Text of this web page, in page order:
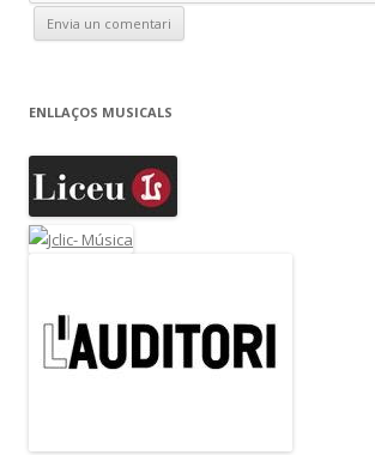
ENLLAÇOS MUSICALS